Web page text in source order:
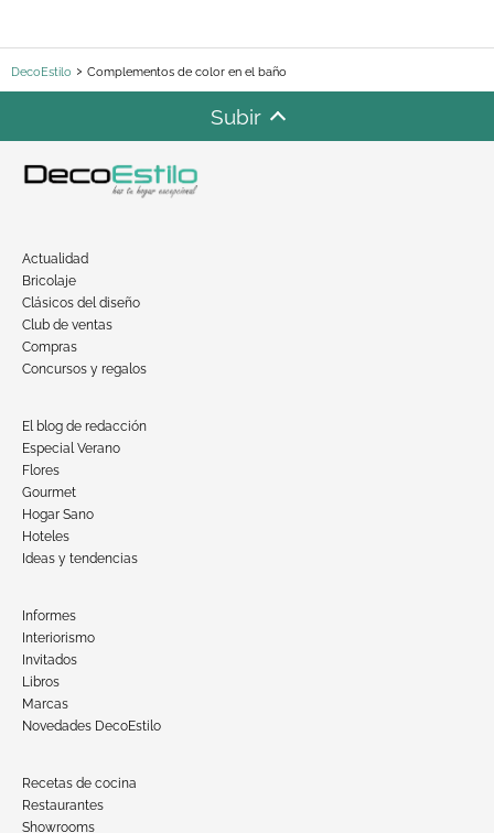
DecoEstilo Complementos de color en el baño
Subir
Actualidad
Bricolaje
Clásicos del diseño
Club de ventas
Compras
Concursos y regalos
El blog de redacción
Especial Verano
Flores
Gourmet
Hogar Sano
Hoteles
Ideas y tendencias
Informes
Interiorismo
Invitados
Libros
Marcas
Novedades DecoEstilo
Recetas de cocina
Restaurantes
Showrooms